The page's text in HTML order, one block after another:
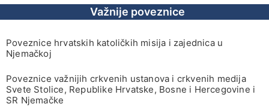
Važnije poveznice
Poveznice hrvatskih katoličkih misija i zajednica u
Njemačkoj
Poveznice važnijih crkvenih ustanova i crkvenih medija
Svete Stolice, Republike Hrvatske, Bosne i Hercegovine i
SR Njemačke